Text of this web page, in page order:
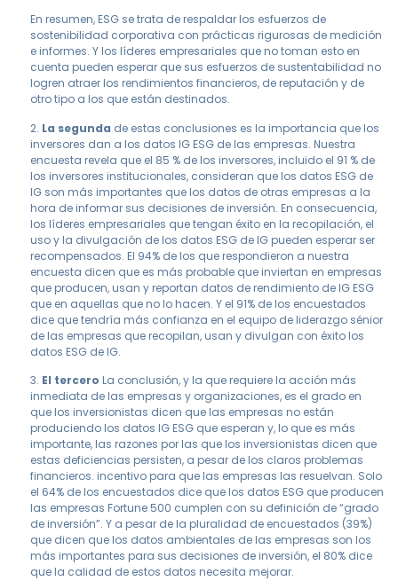
En resumen, ESG se trata de respaldar los esfuerzos de
sostenibilidad corporativa con prácticas rigurosas de medición
e informes. Y los líderes empresariales que no toman esto en
cuenta pueden esperar que sus esfuerzos de sustentabilidad no
logren atraer los rendimientos financieros, de reputación y de
otro tipo a los que están destinados.
2. La segunda de estas conclusiones es la importancia que los
inversores dan a los datos IG ESG de las empresas. Nuestra
encuesta revela que el 85 % de los inversores, incluido el 91 % de
los inversores institucionales, consideran que los datos ESG de
IG son más importantes que los datos de otras empresas a la
hora de informar sus decisiones de inversión. En consecuencia,
los líderes empresariales que tengan éxito en la recopilación, el
uso y la divulgación de los datos ESG de IG pueden esperar ser
recompensados. El 94% de los que respondieron a nuestra
encuesta dicen que es más probable que inviertan en empresas
que producen, usan y reportan datos de rendimiento de IG ESG
que en aquellas que no lo hacen. Y el 91% de los encuestados
dice que tendría más confianza en el equipo de liderazgo sénior
de las empresas que recopilan, usan y divulgan con éxito los
datos ESG de IG.
3. El tercero La conclusión, y la que requiere la acción más
inmediata de las empresas y organizaciones, es el grado en
que los inversionistas dicen que las empresas no están
produciendo los datos IG ESG que esperan y, lo que es más
importante, las razones por las que los inversionistas dicen que
estas deficiencias persisten, a pesar de los claros problemas
financieros. incentivo para que las empresas las resuelvan. Solo
el 64% de los encuestados dice que los datos ESG que producen
las empresas Fortune 500 cumplen con su definición de “grado
de inversión”. Y a pesar de la pluralidad de encuestados (39%)
que dicen que los datos ambientales de las empresas son los
más importantes para sus decisiones de inversión, el 80% dice
que la calidad de estos datos necesita mejorar.